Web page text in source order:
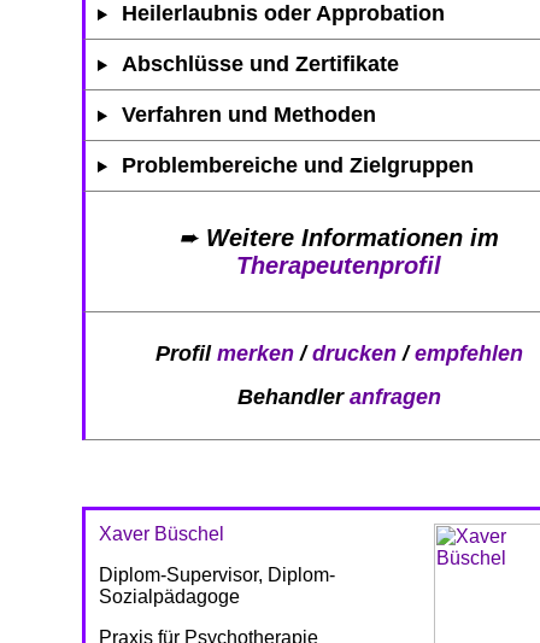
Heilerlaubnis oder Approbation
Abschlüsse und Zertifikate
Verfahren und Methoden
Problembereiche und Zielgruppen
➨ Weitere Informationen im
Therapeutenprofil
Profil merken/drucken/empfehlen
Behandler anfragen
Xaver Büschel
Diplom-Supervisor, Diplom-
Sozialpädagoge
Praxis für Psychotherapie